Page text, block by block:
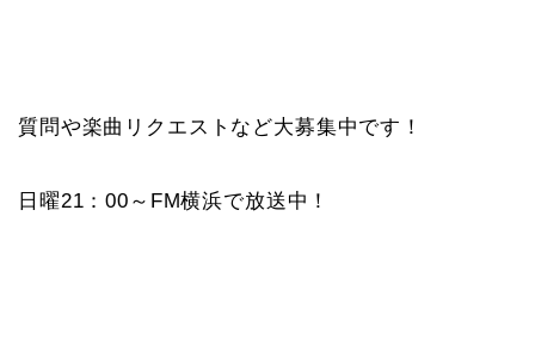
質問や楽曲リクエストなど大募集中です！
日曜21：00～FM横浜で放送中！